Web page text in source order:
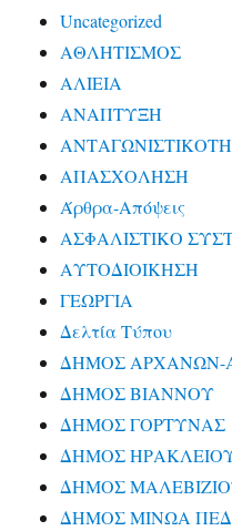
Uncategorized
ΑΘΛΗΤΙΣΜΟΣ
ΑΛΙΕΙΑ
ΑΝΑΠΤΥΞΗ
ΑΠΑΣΧΟΛΗΣΗ
Άρθρα-Απόψεις
ΑΣΦΑΛΙΣΤΙΚΟ
ΑΥΤΟΔΙΟΙΚΗΣΗ
ΓΕΩΡΓΙΑ
Δελτία Τύπου
ΔΗΜΟΣ ΑΡΧΑΝΩΝ-
ΔΗΜΟΣ ΒΙΑΝΝΟΥ
ΔΗΜΟΣ ΓΟΡΤΥΝΑΣ
ΔΗΜΟΣ
ΔΗΜΟΣ
ΔΗΜΟΣ ΜΙΝΩΑ